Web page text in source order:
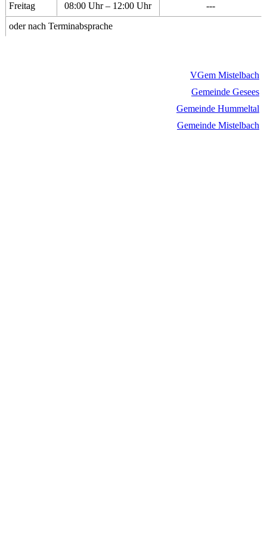
Freitag
08:00 Uhr – 12:00 Uhr
---
oder nach Terminabsprache
VGem Mistelbach
Gemeinde Gesees
Gemeinde Hummeltal
Gemeinde Mistelbach